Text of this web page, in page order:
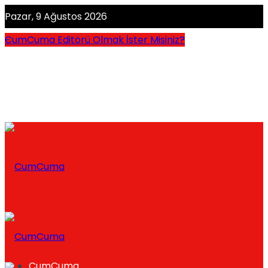
Pazar, 9 Ağustos 2026
CumCuma Editörü Olmak İster Misiniz?